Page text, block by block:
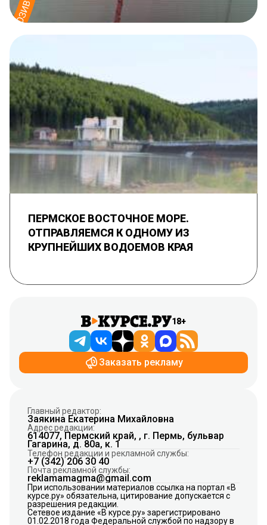
ПЕРМСКОЕ ВОСТОЧНОЕ МОРЕ.
ОТПРАВЛЯЕМСЯ К ОДНОМУ ИЗ
КРУПНЕЙШИХ ВОДОЕМОВ КРАЯ
18+
Заказать рекламу
Главный редактор:
Заякина Екатерина Михайловна
Адрес редакции:
614077, Пермский край, , г. Пермь, бульвар
Гагарина, д. 80а, к. 1
Телефон редакции и рекламной службы:
+7 (342) 206 30 40
Почта рекламной службы:
reklamamagma@gmail.com
При использовании материалов ссылка на портал «В
курсе.ру» обязательна, цитирование допускается с
разрешения редакции.
Сетевое издание «В курсе.ру» зарегистрировано
01.02.2018 года Федеральной службой по надзору в